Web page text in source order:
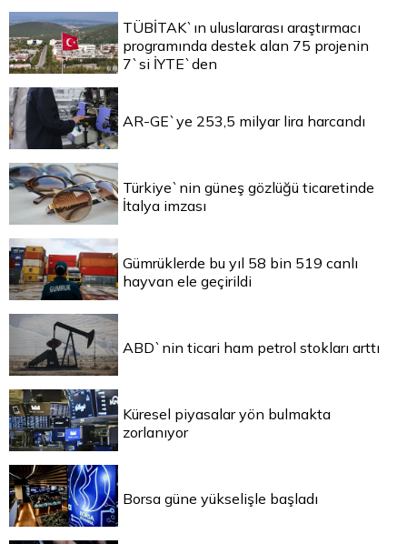
TÜBİTAK`ın uluslararası araştırmacı
programında destek alan 75 projenin
7`si İYTE`den
AR-GE`ye 253,5 milyar lira harcandı
Türkiye`nin güneş gözlüğü ticaretinde
İtalya imzası
Gümrüklerde bu yıl 58 bin 519 canlı
hayvan ele geçirildi
ABD`nin ticari ham petrol stokları arttı
Küresel piyasalar yön bulmakta
zorlanıyor
Borsa güne yükselişle başladı